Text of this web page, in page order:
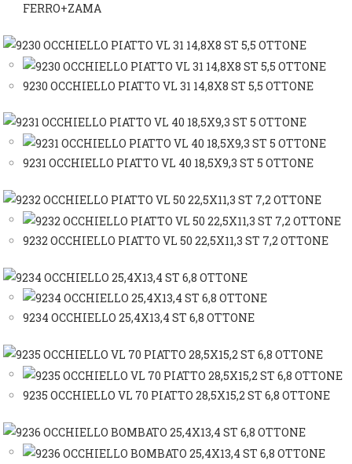
FERRO+ZAMA
9230 OCCHIELLO PIATTO VL 31 14,8X8 ST 5,5 OTTONE
9231 OCCHIELLO PIATTO VL 40 18,5X9,3 ST 5 OTTONE
9232 OCCHIELLO PIATTO VL 50 22,5X11,3 ST 7,2 OTTONE
9234 OCCHIELLO 25,4X13,4 ST 6,8 OTTONE
9235 OCCHIELLO VL 70 PIATTO 28,5X15,2 ST 6,8 OTTONE